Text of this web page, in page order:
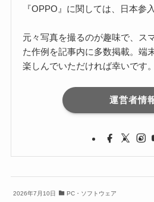
『OPPO』に関しては、日本参
元々写真を撮るのが趣味で、ス
た作例を記事内に多数掲載。端
楽しんでいただければ幸いです。
運営者情
2026年7月10日 PC・ソフトウェア